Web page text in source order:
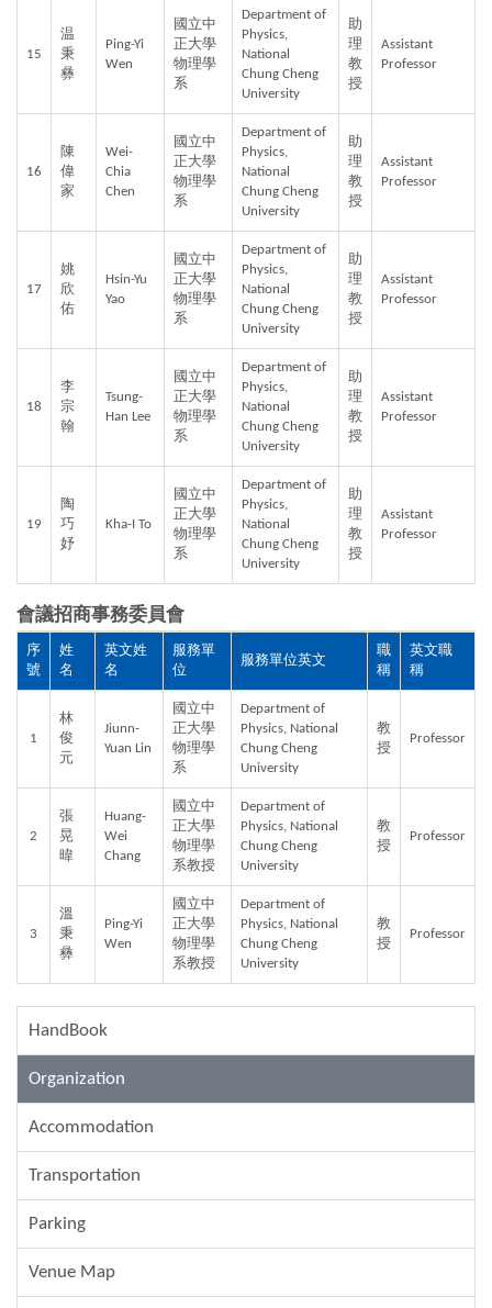
15
温
秉
彝
Ping-Yi
Wen
國立中
正大學
物理學
系
Department of
Physics,
National
Chung Cheng
University
助
理
教
授
Assistant
Professor
16
陳
偉
家
Wei-
Chia
Chen
國立中
正大學
物理學
系
Department of
Physics,
National
Chung Cheng
University
助
理
教
授
Assistant
Professor
17
姚
欣
佑
Hsin-Yu
Yao
國立中
正大學
物理學
系
Department of
Physics,
National
Chung Cheng
University
助
理
教
授
Assistant
Professor
18
李
宗
翰
Tsung-
Han Lee
國立中
正大學
物理學
系
Department of
Physics,
National
Chung Cheng
University
助
理
教
授
Assistant
Professor
19
陶
巧
妤
Kha-I To
國立中
正大學
物理學
系
Department of
Physics,
National
Chung Cheng
University
助
理
教
授
Assistant
Professor
會議招商事務委員會
序
號
姓
名
英文姓
名
服務單
位
服務單位英文
職
稱
英文職
稱
1
林
俊
元
Jiunn-
Yuan Lin
國立中
正大學
物理學
系
Department of
Physics, National
Chung Cheng
University
教
授
Professor
2
張
晃
暐
Huang-
Wei
Chang
國立中
正大學
物理學
系教授
Department of
Physics, National
Chung Cheng
University
教
授
Professor
3
溫
秉
彝
Ping-Yi
Wen
國立中
正大學
物理學
系教授
Department of
Physics, National
Chung Cheng
University
教
授
Professor
HandBook
Organization
Accommodation
Transportation
Parking
Venue Map